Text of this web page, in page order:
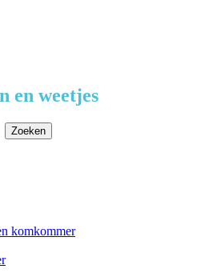
en weetjes
Zoeken
komkommer